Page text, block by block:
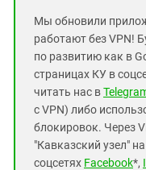
Мы обновили
работают без VPN!
по развитию как в
страницах КУ в
читать нас в
с VPN) либо
блокировок. Через
"Кавказский узел"
соцсетях Facebook*,